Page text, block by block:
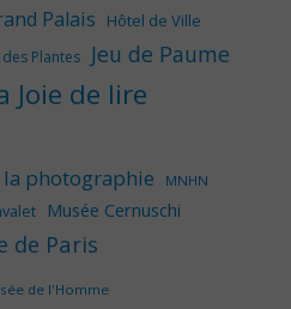
Palais Hôtel de Ville
Plantes Jeu de Paume
Joie de lire
photographie
MNHN
Musée Cernuschi
de Paris
de l'Homme